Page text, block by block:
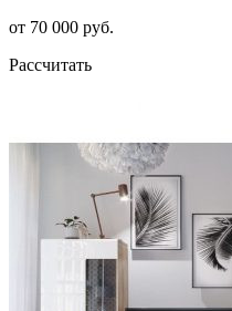
от 70 000 руб.
Рассчитать